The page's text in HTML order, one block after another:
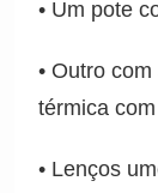
• Um pote
• Outro
térmica
• Lenços